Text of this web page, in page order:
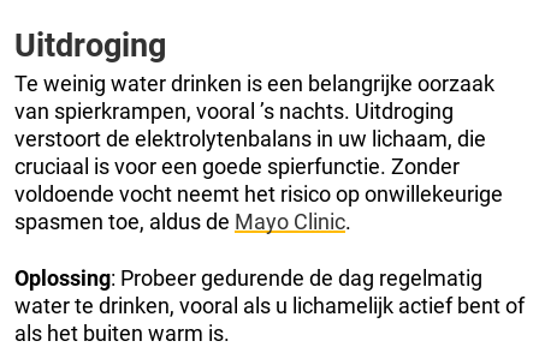
Uitdroging
Te weinig water drinken is een belangrijke oorzaak
van spierkrampen, vooral ’s nachts. Uitdroging
verstoort de elektrolytenbalans in uw lichaam, die
cruciaal is voor een goede spierfunctie. Zonder
voldoende vocht neemt het risico op onwillekeurige
spasmen toe, aldus de Mayo Clinic.
Oplossing: Probeer gedurende de dag regelmatig
water te drinken, vooral als u lichamelijk actief bent of
als het buiten warm is.